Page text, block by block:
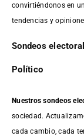
convirtiéndonos en
tendencias y
Sondeos
Político
Nuestros sondeos
sociedad.
cada cambio, cada